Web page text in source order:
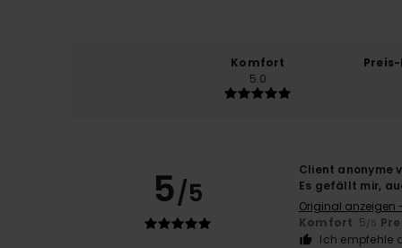
Komfort
5.0
5/5
Client anonyme
Es gefällt mir,
Original anzeigen
Komfort: 5/5
Ich empfehle